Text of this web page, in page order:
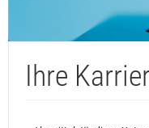
Ihre